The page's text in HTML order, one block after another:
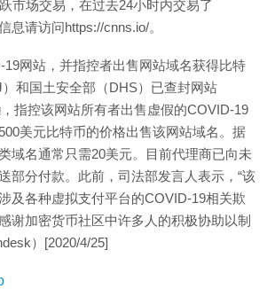
市场交易，在过去24小时内交易了
息请访问https://cnns.io/。
19网站，并指控者出售网站域名获得比特
和国土安全部（DHS）已查封网站
指控该网站所有者出售虚假的COVID-19
美元比特币的价格出售该网站域名。据
域名通常只需20美元。目前代理商已向未
部分付款。此前，司法部发言人表示，“该
及各种虚拟支付平台的COVID-19相关欺
谢加密货币社区中许多人的积极协助以制
）[2020/4/25]